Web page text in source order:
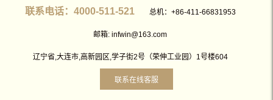
联系电话：4000-511-521 总机：+86-411-66831953
邮箱: infwin@163.com
辽宁省,大连市,高新园区,学子街2号（荣伸工业园）1号楼604
联系在线客服